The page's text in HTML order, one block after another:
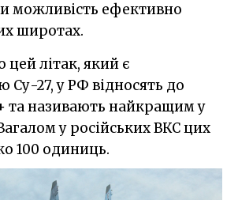
можливість ефективно
широтах.
літак, який є
Су-27, у РФ відносять до
та називають найкращим у
у російських ВКС цих
100 одиниць.